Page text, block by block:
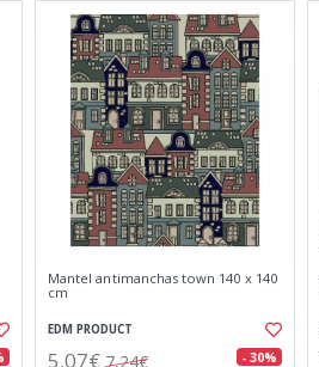
Mantel antimanchas town 140 x 140
cm
EDM PRODUCT
5,07€ 7,24€ - 30%